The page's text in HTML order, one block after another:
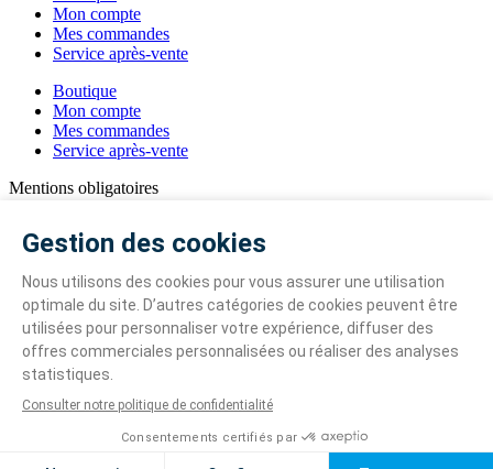
Mon compte
Mes commandes
Service après-vente
Boutique
Mon compte
Mes commandes
Service après-vente
Mentions obligatoires
Mentions légales
CGV
2025 © IPSO
Gestion des cookies
Mentions légales
Politique de confidentialité
CGV
🎉 Livraison rapide possible, 1 semaine après la signature de votre spa !